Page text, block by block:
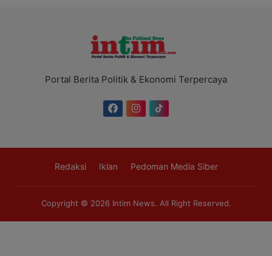
Portal Berita Politik & Ekonomi Terpercaya
Redaksi Iklan Pedoman Media Siber
Copyright © 2026 Intim News. All Right Reserved.